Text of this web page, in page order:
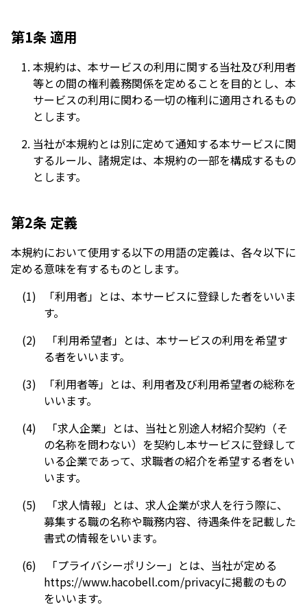
第1条 適用
本規約は、本サービスの利用に関する当社及び利用者
等との間の権利義務関係を定めることを目的とし、本
サービスの利用に関わる一切の権利に適用されるもの
とします。
当社が本規約とは別に定めて通知する本サービスに関
するルール、諸規定は、本規約の一部を構成するもの
とします。
第2条 定義
本規約において使用する以下の用語の定義は、各々以下に
定める意味を有するものとします。
「利用者」とは、本サービスに登録した者をいいま
す。
「利用希望者」とは、本サービスの利用を希望す
る者をいいます。
「利用者等」とは、利用者及び利用希望者の総称を
いいます。
「求人企業」とは、当社と別途人材紹介契約（そ
の名称を問わない）を契約し本サービスに登録して
いる企業であって、求職者の紹介を希望する者をい
います。
「求人情報」とは、求人企業が求人を行う際に、
募集する職の名称や職務内容、待遇条件を記載した
書式の情報をいいます。
「プライバシーポリシー」とは、当社が定める
https://www.hacobell.com/privacyに掲載のもの
をいいます。